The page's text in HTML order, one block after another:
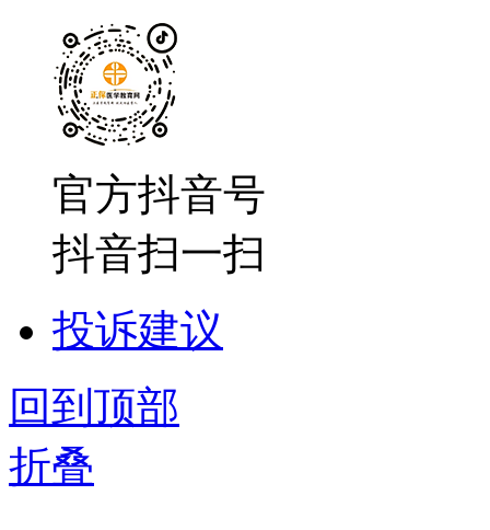
官方抖音号
抖音扫一扫
投诉建议
回到顶部
折叠